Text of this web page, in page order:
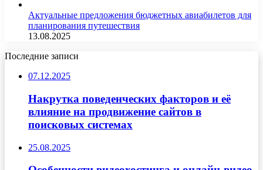
Актуальные предложения бюджетных авиабилетов для
планирования путешествия
13.08.2025
Последние записи
07.12.2025
Накрутка поведенческих факторов и её
влияние на продвижение сайтов в
поисковых системах
25.08.2025